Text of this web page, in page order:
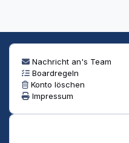
Nachricht an's Team
Boardregeln
Konto löschen
Impressum